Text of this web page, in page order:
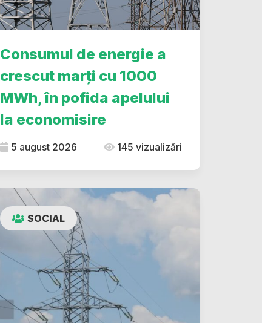
Consumul de energie a
crescut marți cu 1000
MWh, în pofida apelului
la economisire
5 august 2026 145 vizualizări
SOCIAL